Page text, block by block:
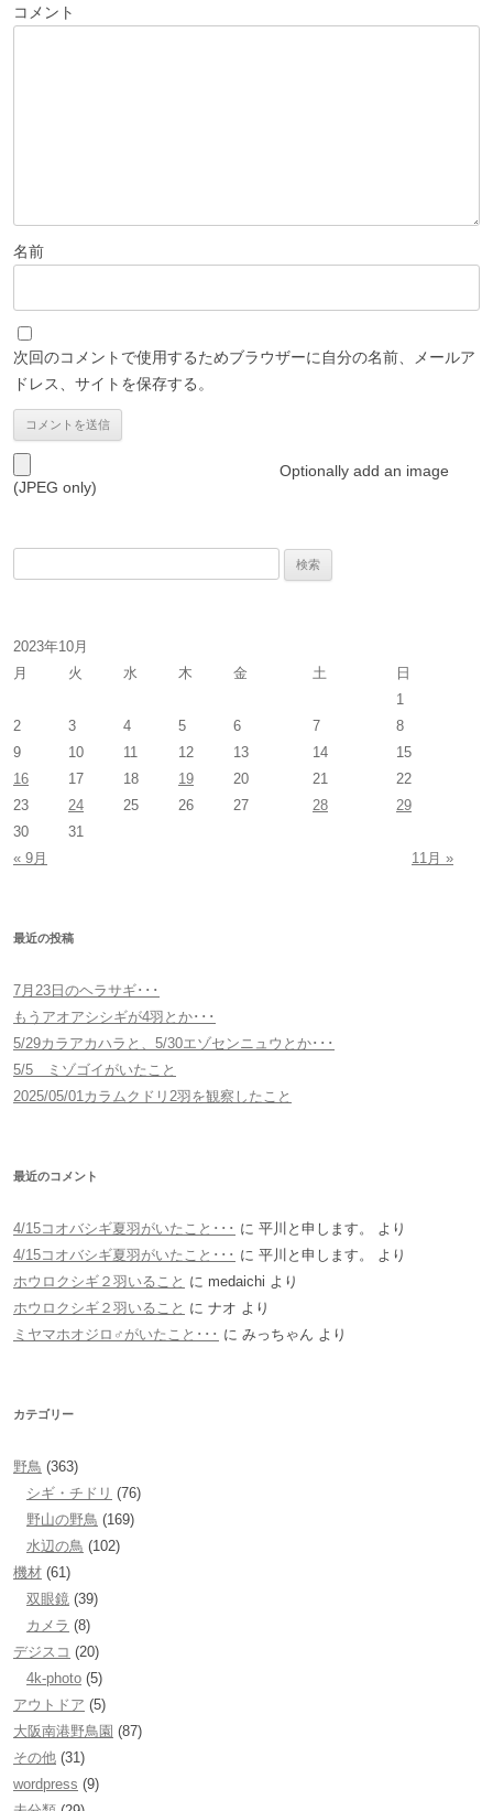
ー
コメント
名前
次回のコメントで使用するためブラウザーに自分の名前、メールア
ドレス、サイトを保存する。
Optionally add an image
(JPEG only)
2023年10月
月
火 水 木 金 土 日
« 9月 11月 »
1
2
3 4 5 6 7
8
9
10 11 12 13 14
15
16
17 18 19 20 21
22
23
24 25 26 27 28
29
30
31
最近の投稿
7月23日のヘラサギ･･･
もうアオアシシギが4羽とか･･･
5/29カラアカハラと、5/30エゾセンニュウとか･･･
5/5 ミゾゴイがいたこと
2025/05/01カラムクドリ2羽を観察したこと
最近のコメント
4/15コオバシギ夏羽がいたこと･･･ に 平川と申します。
より
4/15コオバシギ夏羽がいたこと･･･ に 平川と申します。
より
ホウロクシギ２羽いること に medaichi より
ホウロクシギ２羽いること に ナオ より
ミヤマホオジロ♂がいたこと･･･ に みっちゃん より
カテゴリー
野鳥 (363)
シギ・チドリ (76)
野山の野鳥 (169)
水辺の鳥 (102)
機材 (61)
双眼鏡 (39)
カメラ (8)
デジスコ (20)
4k-photo (5)
アウトドア (5)
大阪南港野鳥園 (87)
その他 (31)
wordpress (9)